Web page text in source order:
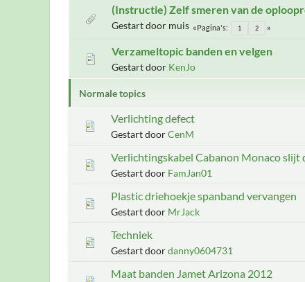
(Instructie) Zelf smeren van de
Gestart door muis Pagina's 1 2
Verzameltopic banden en velgen
Gestart door KenJo
Normale topics
Verlichting defect
Gestart doorCenM
Verlichtingskabel Cabanon Monaco
Gestart door FamJan01
Plastic driehoekje spanband vervangen
Gestart door MrJack
Techniek
Gestart doordanny0604731
Maat banden Jamet Arizona 2012